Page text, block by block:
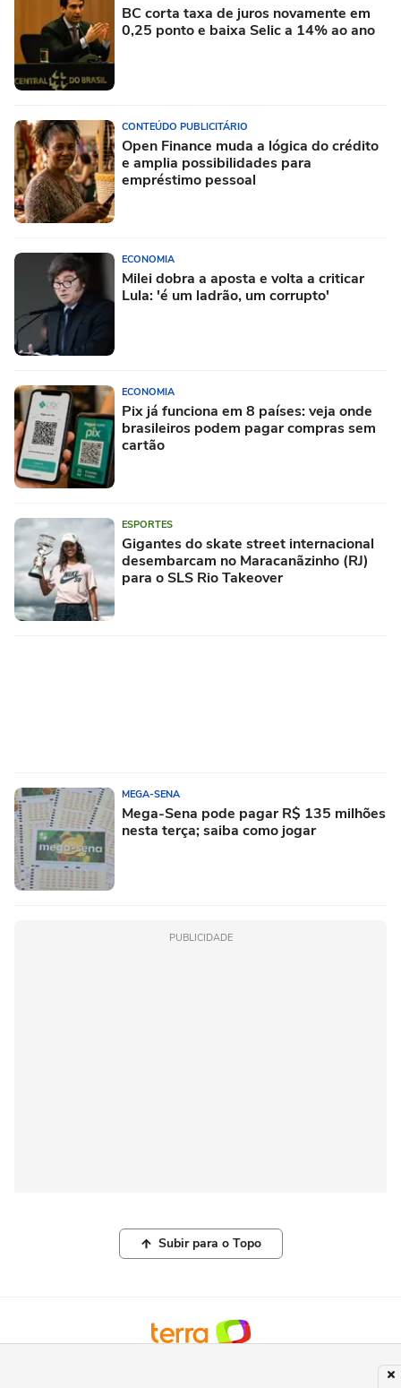
BC corta taxa de juros novamente em
0,25 ponto e baixa Selic a 14% ao ano
CONTEÚDO PUBLICITÁRIO
Open Finance muda a lógica do crédito
e amplia possibilidades para
empréstimo pessoal
ECONOMIA
Milei dobra a aposta e volta a criticar
Lula: 'é um ladrão, um corrupto'
ECONOMIA
Pix já funciona em 8 países: veja onde
brasileiros podem pagar compras sem
cartão
ESPORTES
Gigantes do skate street internacional
desembarcam no Maracanãzinho (RJ)
para o SLS Rio Takeover
MEGA-SENA
Mega-Sena pode pagar R$ 135 milhões
nesta terça; saiba como jogar
PUBLICIDADE
Subir para o Topo